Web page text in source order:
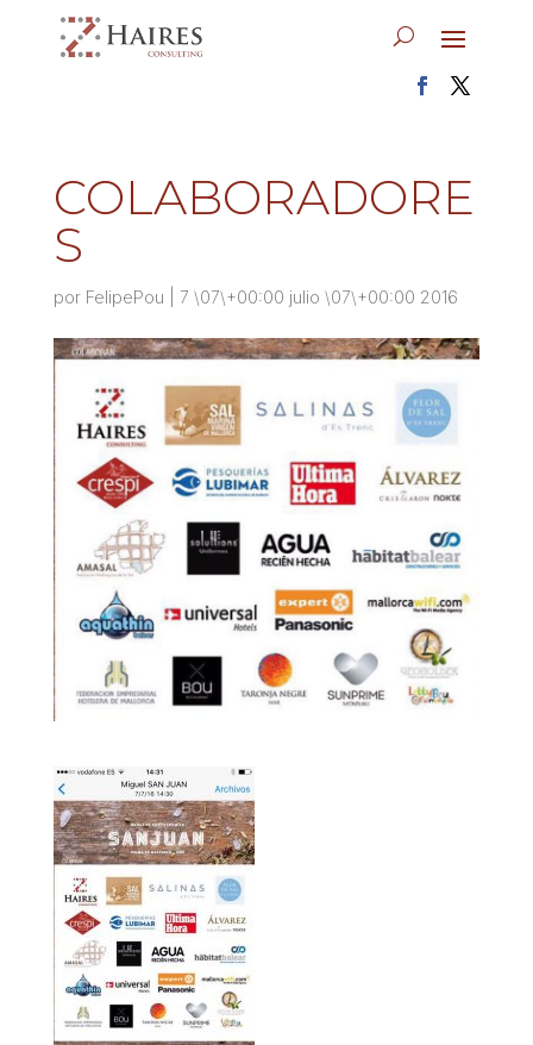
COLABORADORE
S
por FelipePou 7 \07\+00:00 julio \07\+00:00 2016